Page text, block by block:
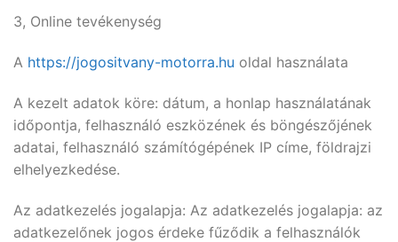
3, Online tevékenység
A https://jogositvany-motorra.hu oldal használata
A kezelt adatok köre: dátum, a honlap használatának
időpontja, felhasználó eszközének és böngészőjének
adatai, felhasználó számítógépének IP címe, földrajzi
elhelyezkedése.
Az adatkezelés jogalapja: Az adatkezelés jogalapja: az
adatkezelőnek jogos érdeke fűződik a felhasználók